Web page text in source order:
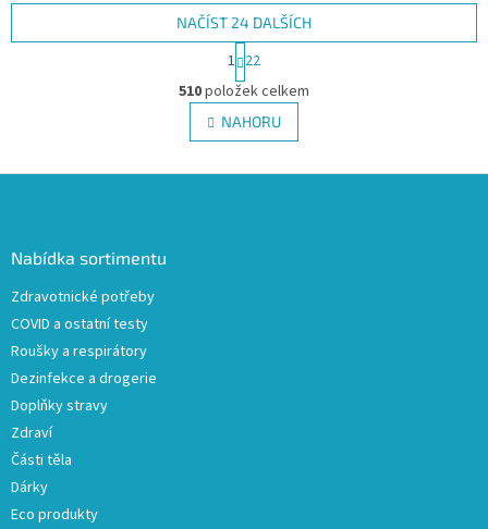
O
v
l
á
NAČÍST 24 DALŠÍCH
S
t
r
á
n
k
v
1 22
510položek celkem
NAHORU
Nabídka sortimentu
Zdravotnické potřeby
COVID a ostatní testy
Roušky a respirátory
Dezinfekce a drogerie
Doplňky stravy
Zdraví
Části těla
Dárky
Eco produkty